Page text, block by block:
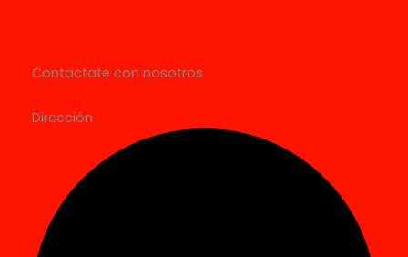
Contactate con nosotros
Dirección